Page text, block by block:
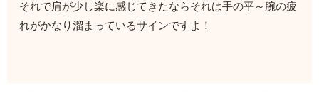
それで肩が少し楽に感じてきたならそれは手の平～腕の疲
れがかなり溜まっているサインですよ！